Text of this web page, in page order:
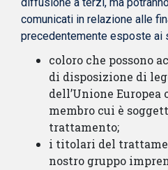
comunicati in relazione alle
precedentemente esposte ai
coloro che possono
di disposizione di
dell’Unione Europea
membro cui è
trattamento;
i titolari del
nostro gruppo